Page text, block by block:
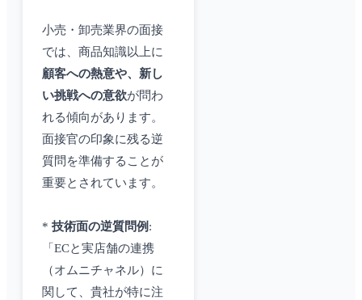
小売・卸売業界の面接
では、商品知識以上に
顧客への熱意や、新し
い挑戦への意欲が問わ
れる傾向があります。
面接官の印象に残る逆
質問を準備することが
重要とされています。
* 技術面の逆質問例 :
「ECと実店舗の連携
（オムニチャネル）に
関して、貴社が特に注